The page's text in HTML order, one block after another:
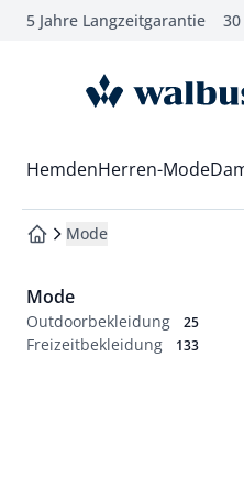
springen
springen
springen
5 Jahre Langzeitgarantie
zur
Wechsel in das Menü mit
HemdenHerren-Mode
zur Startseite
Mode
Mode
Outdoorbekleidung 25
Freizeitbekleidung 133